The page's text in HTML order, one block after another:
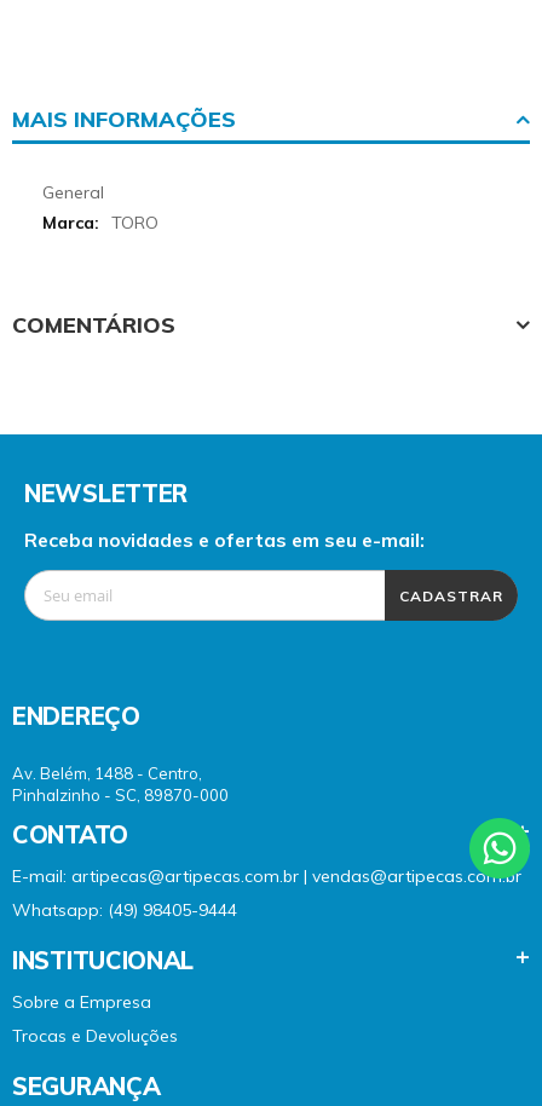
MAIS INFORMAÇÕES
More
Informations
General
TORO
COMENTÁRIOS
NEWSLETTER
Receba novidades e ofertas em seu e-mail:
CADASTRAR
ENDEREÇO
Av. Belém, 1488 - Centro,
Pinhalzinho - SC, 89870-000
CONTATO
E-mail: artipecas@artipecas.com.br | vendas@artipecas.com.br
Whatsapp: (49) 98405-9444
INSTITUCIONAL
Sobre a Empresa
Trocas e Devoluções
SEGURANÇA